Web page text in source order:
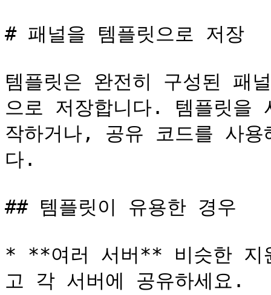
# 패널을 템플릿으로 저장
템플릿은 완전히 구성된 패
으로 저장합니다. 템플릿을
작하거나, 공유 코드를 사
다.
## 템플릿이 유용한 경우
* **여러 서버** 비슷한 지
고 각 서버에 공유하세요.